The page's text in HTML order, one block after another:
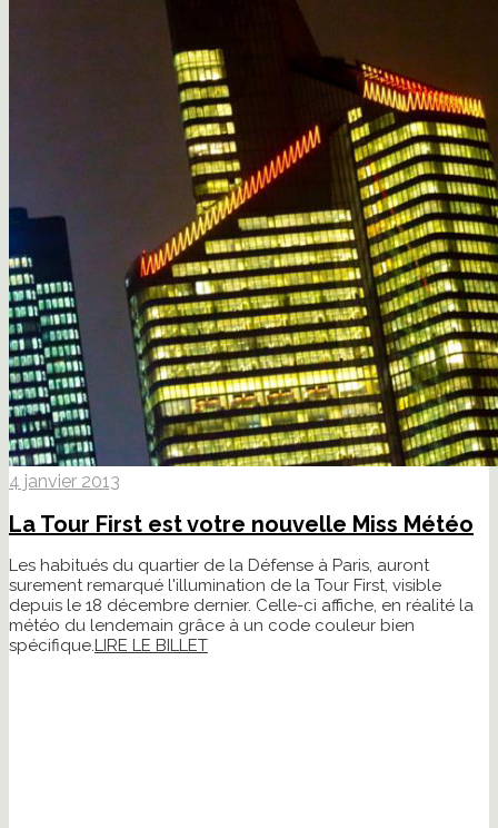
4 janvier 2013
La Tour First est votre nouvelle Miss Météo
Les habitués du quartier de la Défense à Paris, auront
surement remarqué l'illumination de la Tour First, visible
depuis le 18 décembre dernier. Celle-ci affiche, en réalité la
météo du lendemain grâce à un code couleur bien
spécifique.LIRE LE BILLET